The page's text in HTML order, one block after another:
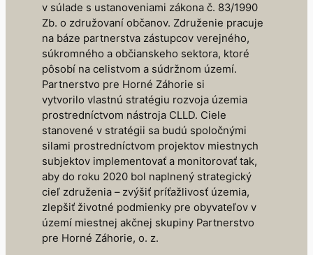
v súlade s ustanoveniami zákona č. 83/1990
Zb. o združovaní občanov. Združenie pracuje
na báze partnerstva zástupcov verejného,
súkromného a občianskeho sektora, ktoré
pôsobí na celistvom a súdržnom území.
Partnerstvo pre Horné Záhorie si
vytvorilo vlastnú stratégiu rozvoja územia
prostredníctvom nástroja CLLD. Ciele
stanovené v stratégii sa budú spoločnými
silami prostredníctvom projektov miestnych
subjektov implementovať a monitorovať tak,
aby do roku 2020 bol naplnený strategický
cieľ združenia – zvýšiť príťažlivosť územia,
zlepšiť životné podmienky pre obyvateľov v
území miestnej akčnej skupiny Partnerstvo
pre Horné Záhorie, o. z.